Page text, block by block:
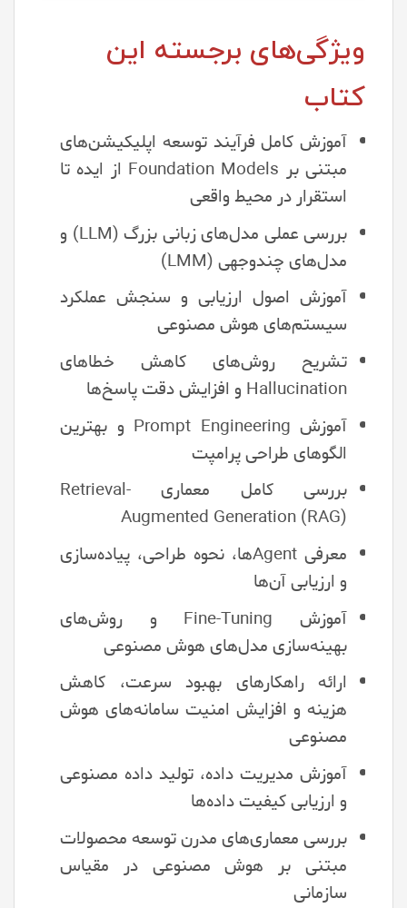
ویژگی‌های برجسته این
کتاب
آموزش کامل فرآیند توسعه اپلیکیشن‌های
مبتنی بر Foundation Models از ایده تا
استقرار در محیط واقعی
بررسی عملی مدل‌های زبانی بزرگ (LLM) و
مدل‌های چندوجهی (LMM)
آموزش اصول ارزیابی و سنجش عملکرد
سیستم‌های هوش مصنوعی
تشریح روش‌های کاهش خطاهای
Hallucination و افزایش دقت پاسخ‌ها
آموزش Prompt Engineering و بهترین
الگوهای طراحی پرامپت
بررسی کامل معماری Retrieval-
Augmented Generation (RAG)
معرفی Agentها، نحوه طراحی، پیاده‌سازی
و ارزیابی آن‌ها
آموزش Fine-Tuning و روش‌های
بهینه‌سازی مدل‌های هوش مصنوعی
ارائه راهکارهای بهبود سرعت، کاهش
هزینه و افزایش امنیت سامانه‌های هوش
مصنوعی
آموزش مدیریت داده، تولید داده مصنوعی
و ارزیابی کیفیت داده‌ها
بررسی معماری‌های مدرن توسعه محصولات
مبتنی بر هوش مصنوعی در مقیاس
سازمانی